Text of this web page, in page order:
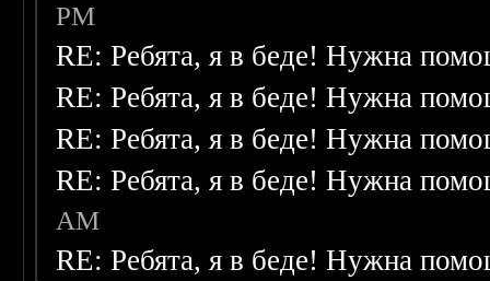
PM
RE: Ребята, я в беде! Нужна
RE: Ребята, я в беде! Нужна
RE: Ребята, я в беде! Нужна
RE: Ребята, я в беде! Нужна
AM
RE: Ребята, я в беде! Нужна